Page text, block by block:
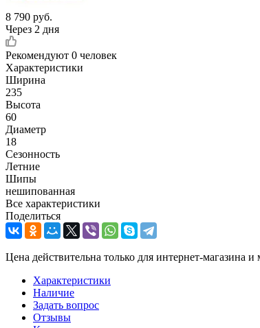
8 790 руб.
Через 2 дня
Рекомендуют 0 человек
Характеристики
Ширина
235
Высота
60
Диаметр
18
Сезонность
Летние
Шипы
нешипованная
Все характеристики
Поделиться
Цена действительна только для интернет-магазина
Характеристики
Наличие
Задать вопрос
Отзывы